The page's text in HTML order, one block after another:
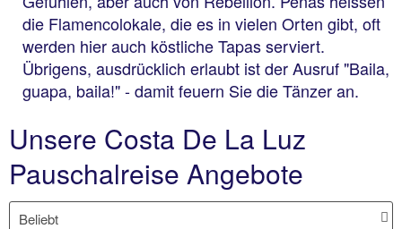
die Flamencolokale, die es in vielen Orten gibt, oft
werden hier auch köstliche Tapas serviert.
Übrigens, ausdrücklich erlaubt ist der Ausruf "Baila,
guapa, baila!" - damit feuern Sie die Tänzer an.
Unsere Costa De La Luz
Pauschalreise Angebote